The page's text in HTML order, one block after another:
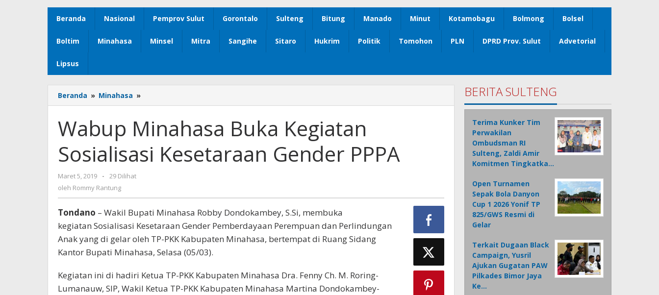
Beranda Nasional Pemprov Sulut Gorontalo Sulteng Bitung Manado Minut Kotamobagu Bolmong Bolsel
Boltim Minahasa Minsel Mitra Sangihe Sitaro Hukrim Politik Tomohon PLN DPRD Prov. Sulut Advetorial
Lipsus
Beranda » Minahasa »
Minahasa
Kegiatan
Sosialisasi
Kesetaraan
Gender
Wabup Minahasa Buka Kegiatan
Sosialisasi Kesetaraan Gender PPPA
Maret 5, 2019
oleh
Rommy
Rantung
-
29 Dilihat
oleh Rommy Rantung
Tondano – Wakil Bupati Minahasa Robby Dondokambey, S.Si, membuka
kegiatan Sosialisasi Kesetaraan Gender Pemberdayaan Perempuan dan Perlindungan
Anak yang di gelar oleh TP-PKK Kabupaten Minahasa, bertempat di Ruang Sidang
Kantor Bupati Minahasa, Selasa (05/03).
Kegiatan ini di hadiri Ketua TP-PKK Kabupaten Minahasa Dra. Fenny Ch. M. Roring-
Lumanauw, SIP, Wakil Ketua TP-PKK Kabupaten Minahasa Martina Dondokambey-
BERITA SULTENG
Terima Kunker Tim
Perwakilan
Ombudsman RI
Sulteng, Zaldi Amir
Komitmen Tingkatka…
Open Turnamen
Sepak Bola Danyon
Cup 1 2026 Yonif TP
825/GWS Resmi di
Gelar
Terkait Dugaan Black
Campaign, Yusril
Ajukan Gugatan PAW
Pilkades Bimor Jaya
Ke…